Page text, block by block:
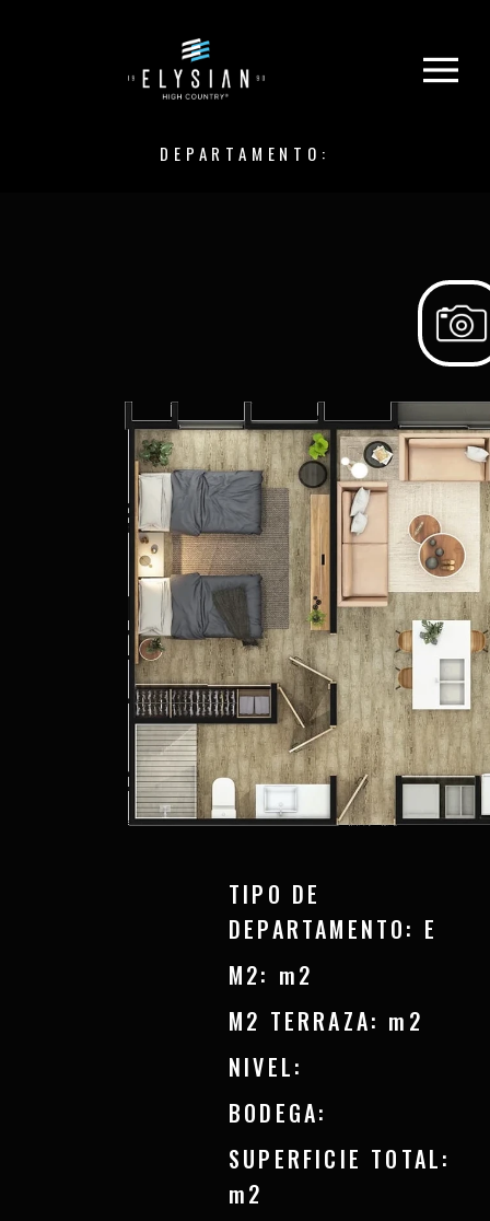
DEPARTAMENTO:
TIPO DE
DEPARTAMENTO: E
M2: m2
M2 TERRAZA: m2
NIVEL:
BODEGA:
SUPERFICIE TOTAL:
m2